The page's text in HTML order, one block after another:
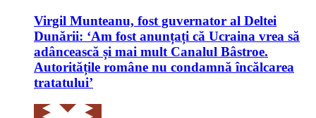
Virgil Munteanu, fost guvernator al Deltei
Dunării: ‘Am fost anunțați că Ucraina vrea să
adâncească și mai mult Canalul Bâstroe.
Autoritățile române nu condamnă încălcarea
tratatului’